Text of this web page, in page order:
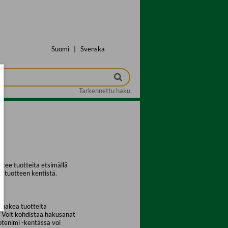
Suomi Svenska
Tarkennettu haku
tuotteita etsimällä
tuotteen kentistä.
hakea tuotteita
kohdistaa hakusanat
-kentässä voi